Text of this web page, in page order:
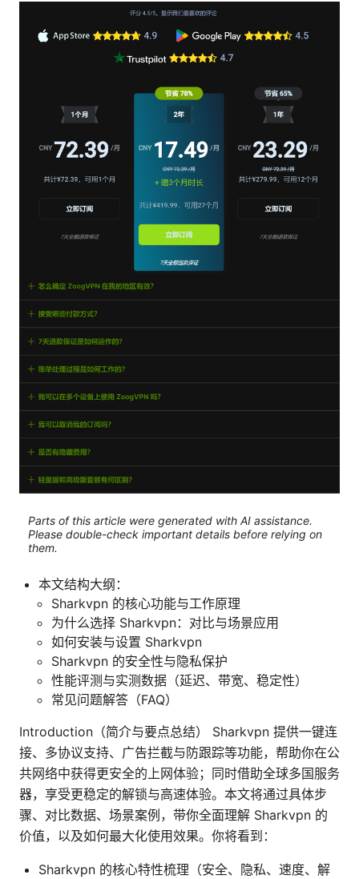
Parts of this article were generated with AI assistance.
Please double-check important details before relying on
them.
本文结构大纲：
Sharkvpn 的核心功能与工作原理
为什么选择 Sharkvpn：对比与场景应用
如何安装与设置 Sharkvpn
Sharkvpn 的安全性与隐私保护
性能评测与实测数据（延迟、带宽、稳定性）
常见问题解答（FAQ）
Introduction（简介与要点总结） Sharkvpn 提供一键连
接、多协议支持、广告拦截与防跟踪等功能，帮助你在公
共网络中获得更安全的上网体验；同时借助全球多国服务
器，享受更稳定的解锁与高速体验。本文将通过具体步
骤、对比数据、场景案例，带你全面理解 Sharkvpn 的
价值，以及如何最大化使用效果。你将看到：
Sharkvpn 的核心特性梳理（安全、隐私、速度、解